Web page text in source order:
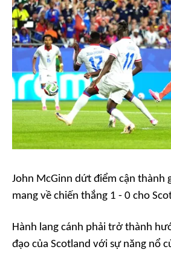
John McGinn dứt điểm cận thành
mang về chiến thắng 1 - 0 cho
Hành lang cánh phải trở thành
đạo của Scotland với sự năng nổ